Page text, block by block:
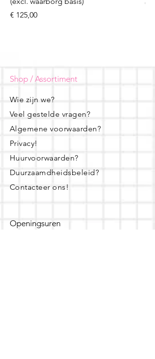
Prijs
€ 125,00
Prijs
€
Shop / Assortiment
Wie zijn we?
Veel gestelde vragen?
Algemene voorwaarden?
Privacy!
Huurvoorwaarden?
Duurzaamdheidsbeleid?
Contacteer ons!
Openingsuren